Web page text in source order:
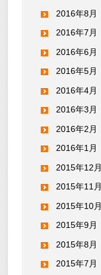
2016年8月
2016年7月
2016年6月
2016年5月
2016年4月
2016年3月
2016年2月
2016年1月
2015年12月
2015年11月
2015年10月
2015年9月
2015年8月
2015年7月